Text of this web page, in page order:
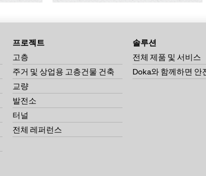
프로젝트
고층
주거 및 상업용 고층건물 건축
교량
발전소
터널
전체 레퍼런스
솔루션
전체 제품 및 서비스
Doka와 함께하면 안